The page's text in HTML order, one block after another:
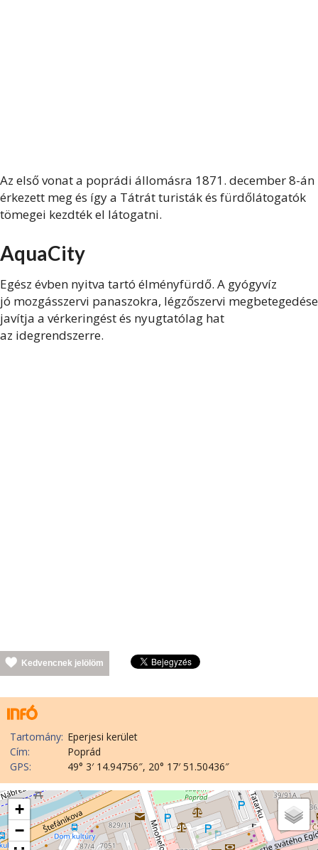
Az első vonat a poprádi állomásra 1871. december 8-án
érkezett meg és így a Tátrát turisták és fürdőlátogatók
tömegei kezdték el látogatni.
AquaCity
Egész évben nyitva tartó élményfürdő. A gyógyvíz
jó mozgásszervi panaszokra, légzőszervi
javítja a vérkeringést és nyugtatólag hat
az idegrendszerre.
Kedvencnek jelölöm
Tartomány: Eperjesi kerület
Cím:
Poprád
GPS:
49° 3′ 14.94756″, 20° 17′ 51.50436″
+
−